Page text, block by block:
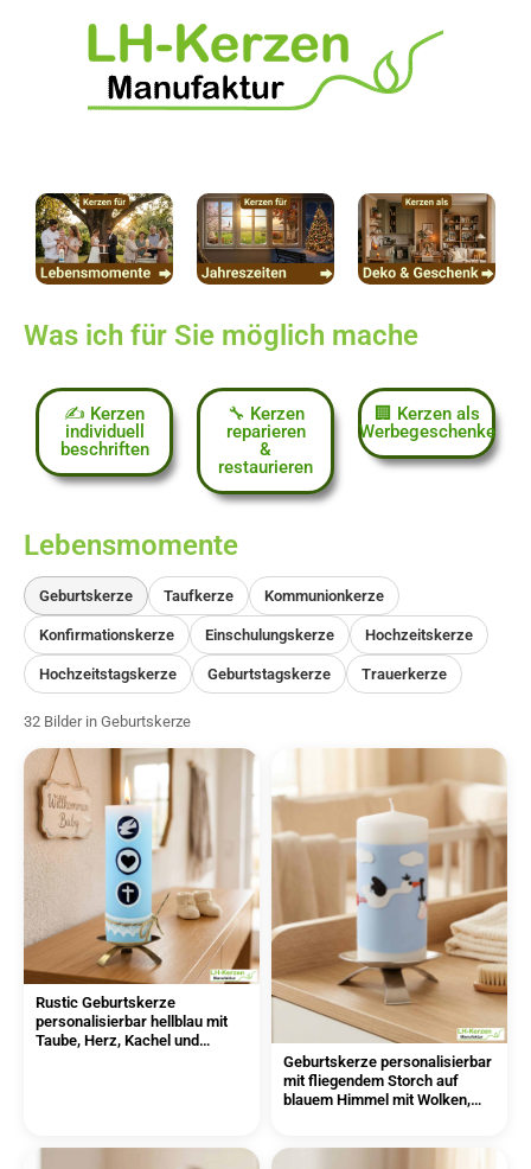
Was ich für Sie möglich mache
✍️ Kerzen
individuell
beschriften
🔧 Kerzen
reparieren
&
restaurieren
🏢 Kerzen als
Werbegeschenke
Lebensmomente
Geburtskerze Taufkerze Kommunionkerze
Konfirmationskerze Einschulungskerze Hochzeitskerze
Hochzeitstagskerze Geburtstagskerze Trauerkerze
32 Bilder in Geburtskerze
Rustic Geburtskerze
personalisierbar hellblau mit
Taube, Herz, Kachel und
Geburtskerze personalisierbar
mit fliegendem Storch auf
blauem Himmel mit Wolken,